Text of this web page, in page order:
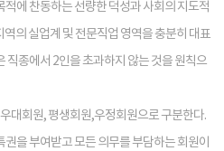
적에 찬동하는 선량한 덕성과 사회의 지도적
의 실업계 및 전문직업 영역을 충분히 대표
직종에서 2인을 초과하지 않는 것을 원칙으
대회원, 평생회원,우정회원으로 구분한다.
권을 부여받고 모든 의무를 부담하는 회원이